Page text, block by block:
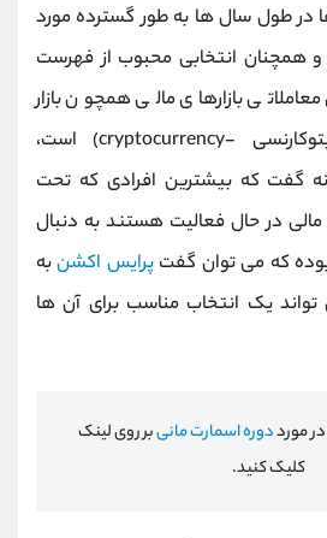
در طول سال‌ ها به‌ طور گسترده مورد
و همچنان انتخابی محبوب از فهرست
بازارهای مالی همچون بازار
(کریپتوکارنسی -cryptocurrency) است،
گفت که بیشترین افرادی که تحت
مالی در حال فعالیت هستند به دنبال
که می توان گفتپرایس اکشنبه
یک انتخاب مناسب برای آن ها
مورددوره اسمارت مانیبر روی لینک
کلیک کنید.